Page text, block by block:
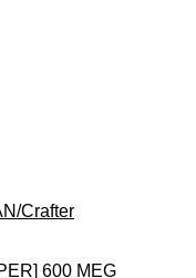
Crafter
600 MEG